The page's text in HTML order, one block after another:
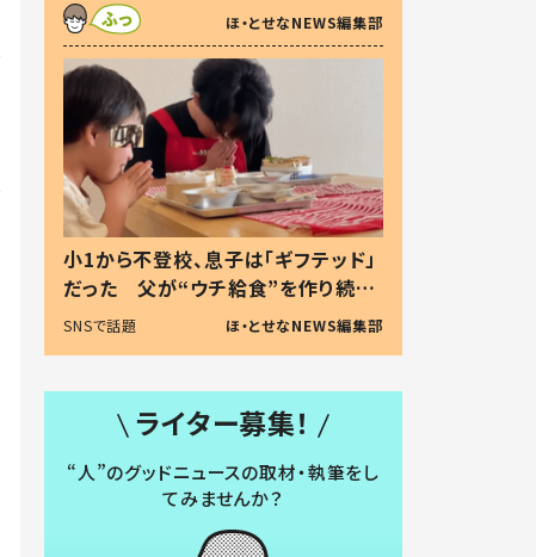
察した母の投稿に「可愛いから許
す！」「現行犯〜」
ほ・とせなNEWS編集部
小1から不登校、息子は「ギフテッド」
だった 父が“ウチ給食”を作り続け
る理由とは #令和の親 #令和の子
SNSで話題 ほ・とせなNEWS編集部
ライター募集！
“人”のグッドニュースの取材・執筆をし
てみませんか？